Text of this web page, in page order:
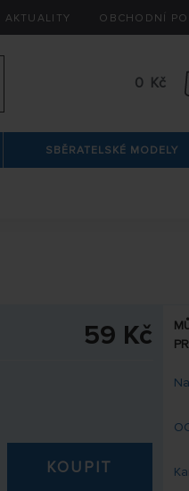
AKTUALITY OBCHODNÍ
0 Kč
SBĚRATELSKÉ MODELY
59 Kč
KOUPIT